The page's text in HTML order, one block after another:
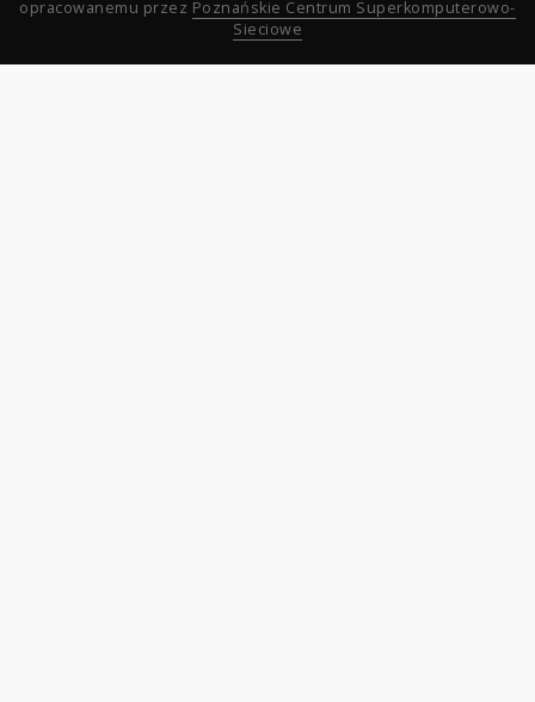
opracowanemu przez Poznańskie Centrum Superkomputerowo-
Sieciowe